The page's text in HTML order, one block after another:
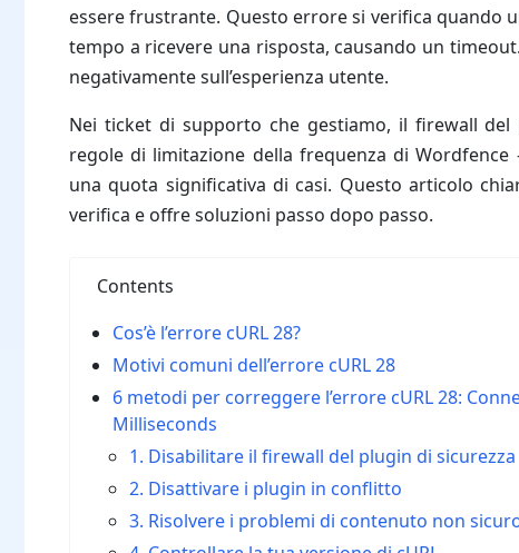
essere frustrante. Questo errore si verifica quando
tempo a ricevere una risposta, causando un
negativamente sull’esperienza utente.
Nei ticket di supporto che gestiamo, il firewall
regole di limitazione della frequenza di
una quota significativa di casi. Questo articolo
verifica e offre soluzioni passo dopo passo.
Contents
Cos’è l’errore cURL 28?
Motivi comuni dell’errore cURL 28
6 metodi per correggere l’errore cURL 28:
Milliseconds
1. Disabilitare il firewall del plugin di sicurezza
2. Disattivare i plugin in conflitto
3. Risolvere i problemi di contenuto non